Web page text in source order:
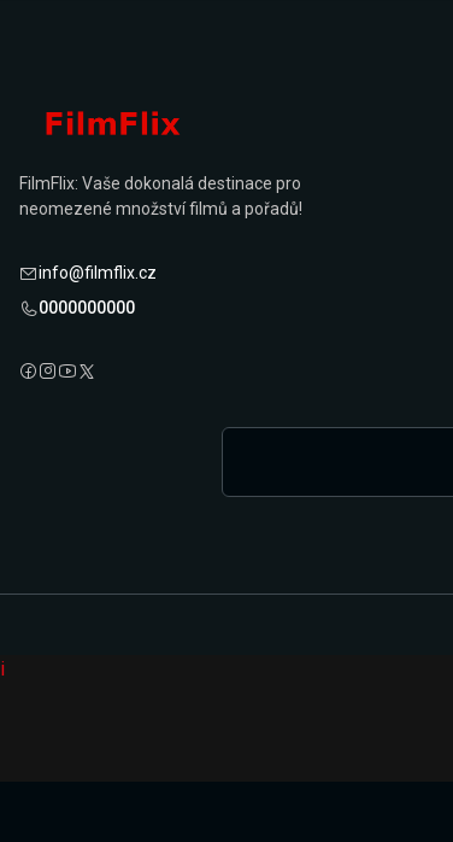
FilmFlix: Vaše dokonalá destinace pro
neomezené množství filmů a pořadů!
info@filmflix.cz
0000000000
i